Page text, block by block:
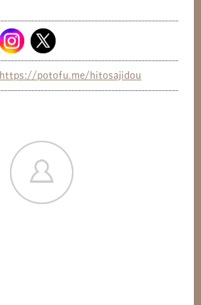
https://potofu.me/hitosajidou